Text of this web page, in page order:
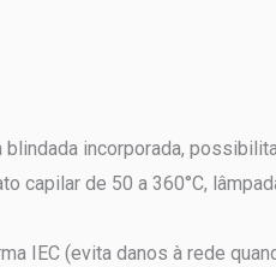
incorporada,
capilar de 50 a 360°C,
IEC (evita danos à rede